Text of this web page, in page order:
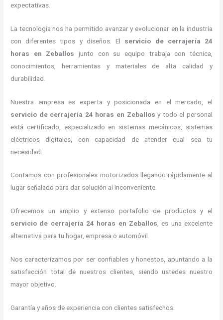
expectativas.
La tecnología nos ha permitido avanzar y evolucionar en la industria
con diferentes tipos y diseños. El servicio de cerrajería 24
horas en Zeballos junto con su equipo trabaja con técnica,
conocimientos, herramientas y materiales de alta calidad y
durabilidad.
Nuestra empresa es experta y posicionada en el mercado, el
servicio de cerrajería 24 horas en Zeballos y todo el personal
está certificado, especializado en sistemas mecánicos, sistemas
eléctricos digitales, con capacidad de atender cual sea tu
necesidad.
Contamos con profesionales motorizados llegando rápidamente al
lugar señalado para dar solución al inconveniente.
Ofrecemos un amplio y extenso portafolio de productos y el
servicio de cerrajería 24 horas en Zeballos, es una excelente
alternativa para tu hogar, empresa o automóvil.
Nos caracterizamos por ser confiables y honestos, apuntando a la
satisfacción total de nuestros clientes, siendo ustedes nuestro
mayor objetivo.
Garantía y años de experiencia con clientes satisfechos.